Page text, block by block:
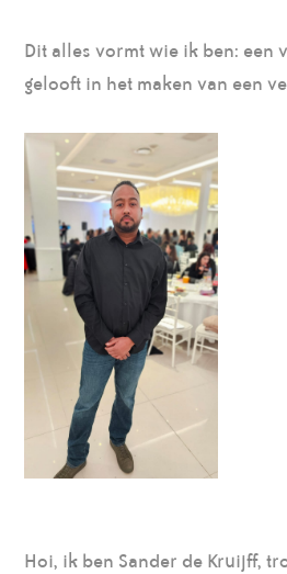
Dit alles vormt wie ik ben: een
gelooft in het maken van een
Hoi, ik ben Sander de Kruijff,